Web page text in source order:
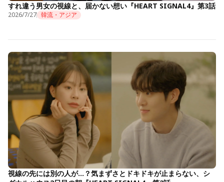
すれ違う男女の視線と、届かない想い『HEART SIGNAL4』第3話
2026/7/27 韓流・アジア
視線の先には別の人が…？気まずさとドキドキが止まらない、シ